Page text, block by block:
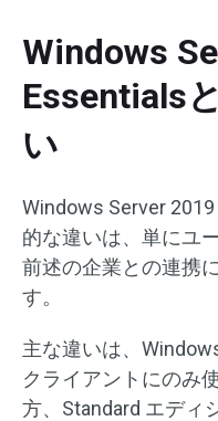
Windows
Essentials
い
Windows Server
的な違いは、単にユ
前述の企業との連携
す。
主な違いは、
クライアントにのみ
方、Standard エディ